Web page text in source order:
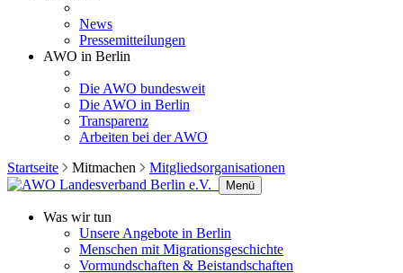
News
Pressemitteilungen
AWO in Berlin
Die AWO bundesweit
Die AWO in Berlin
Transparenz
Arbeiten bei der AWO
Startseite
Mitmachen Mitgliedsorganisationen
Menü
Was wir tun
Unsere Angebote in Berlin
Menschen mit Migrationsgeschichte
Vormundschaften & Beistandschaften